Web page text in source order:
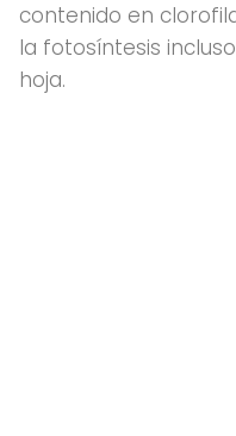
contenido en
la fotosíntesis
hoja.